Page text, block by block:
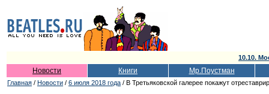
10.10.
Новости Книги Мр.Поустман
Главная / Новости / 6 июля 2018 года / В Третьяковской галерее покажут